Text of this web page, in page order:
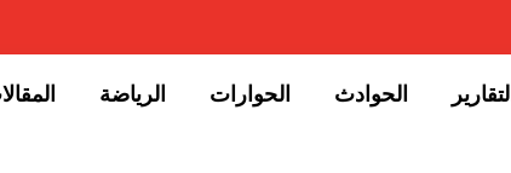
التقارير الحوادث الحوارات الرياضة